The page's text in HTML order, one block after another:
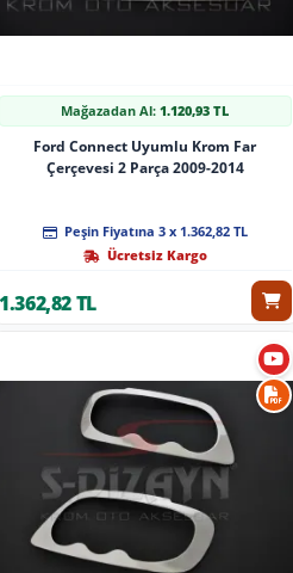
Mağazadan Al:1.120,93 TL
Ford Connect Uyumlu Krom Far
Çerçevesi 2 Parça 2009-2014
Peşin Fiyatına 3 x 1.362,82 TL
Ücretsiz Kargo
1.362,82 TL